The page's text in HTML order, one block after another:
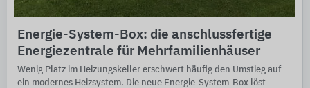
Energie-System-Box: die anschlussfertige
Energiezentrale für Mehrfamilienhäuser
Wenig Platz im Heizungskeller erschwert häufig den Umstieg auf
ein modernes Heizsystem. Die neue Energie-System-Box löst